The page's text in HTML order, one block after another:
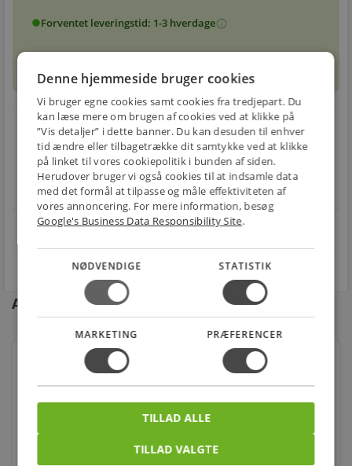
circleForventet leveringstid: 1-3 hverdageinfo
E-MÆRKET
Handle trygt hos
os
local_shipping
BILLIG
FRAGT
Fra 49,00 kr.
restart_alt
30 DAGES
RETUR
Nem returnering
star4.1 på Trustpilot 11,691 anmeldelser
Andre kunder købte også
Downlight Lyskildeholder (fjeder) Gu4/MR11
Ø35mm
24,00
Denne hjemmeside bruger cookies
Vi bruger egne cookies samt cookies fra tredjepart. Du
kan læse mere om brugen af cookies ved at klikke på
”Vis detaljer” i dette banner. Du kan desuden til enhver
tid ændre eller tilbagetrække dit samtykke ved at klikke
på linket til vores cookiepolitik i bunden af siden.
Herudover bruger vi også cookies til at indsamle data
med det formål at tilpasse og måle effektiviteten af
vores annoncering. For mere information, besøg
Google's Business Data Responsibility Site.
NØDVENDIGE STATISTIK
MARKETING PRÆFERENCER
TILLAD VALGTE
TILLAD ALLE